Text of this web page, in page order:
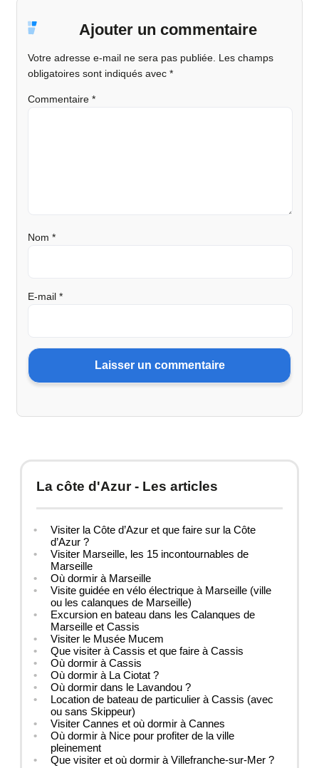
Ajouter un commentaire
Votre adresse e-mail ne sera pas publiée. Les champs
obligatoires sont indiqués avec *
Commentaire *
Nom *
E-mail *
La côte d'Azur - Les articles
Visiter la Côte d’Azur et que faire sur la Côte
d’Azur ?
Visiter Marseille, les 15 incontournables de
Marseille
Où dormir à Marseille
Visite guidée en vélo électrique à Marseille (ville
ou les calanques de Marseille)
Excursion en bateau dans les Calanques de
Marseille et Cassis
Visiter le Musée Mucem
Que visiter à Cassis et que faire à Cassis
Où dormir à Cassis
Où dormir à La Ciotat ?
Où dormir dans le Lavandou ?
Location de bateau de particulier à Cassis (avec
ou sans Skippeur)
Visiter Cannes et où dormir à Cannes
Où dormir à Nice pour profiter de la ville
pleinement
Que visiter et où dormir à Villefranche-sur-Mer ?